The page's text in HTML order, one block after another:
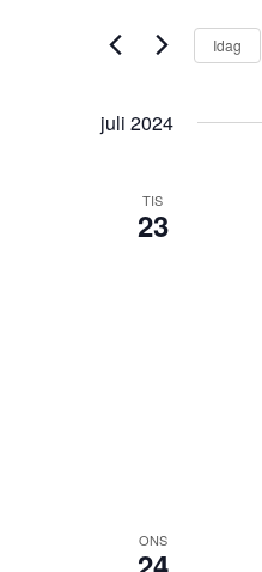
nyckelord.
av
att
evenemang
Idag
juli 2024
TIS
23
ONS